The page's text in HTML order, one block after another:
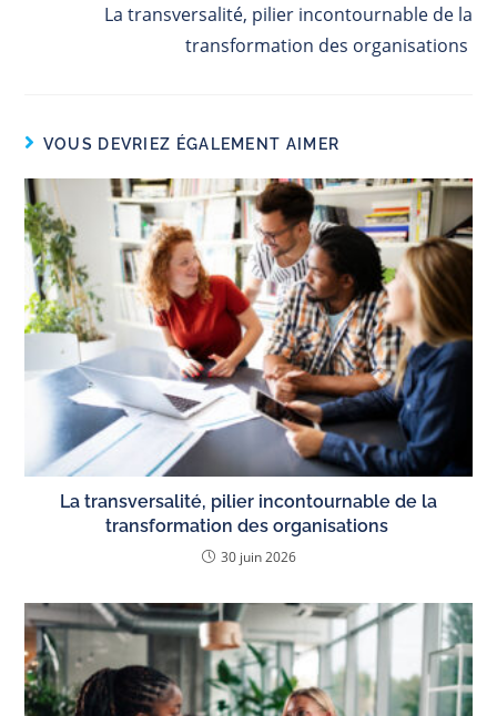
La transversalité, pilier incontournable de la
transformation des organisations
VOUS DEVRIEZ ÉGALEMENT AIMER
La transversalité, pilier incontournable de la
transformation des organisations
30 juin 2026